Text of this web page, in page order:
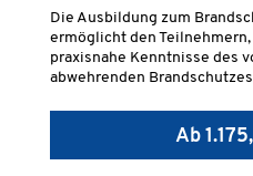
Die Ausbildung zum
ermöglicht den
praxisnahe Kenntnisse des
abwehrenden
Ab